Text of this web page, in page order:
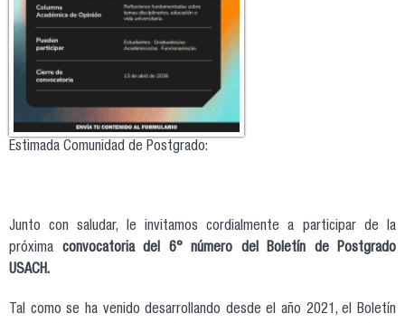
Estimada Comunidad de Postgrado:
Junto con saludar, le invitamos cordialmente a participar de la
próxima convocatoria del 6° número del Boletín de Postgrado
USACH.
Tal como se ha venido desarrollando desde el año 2021, el Boletín